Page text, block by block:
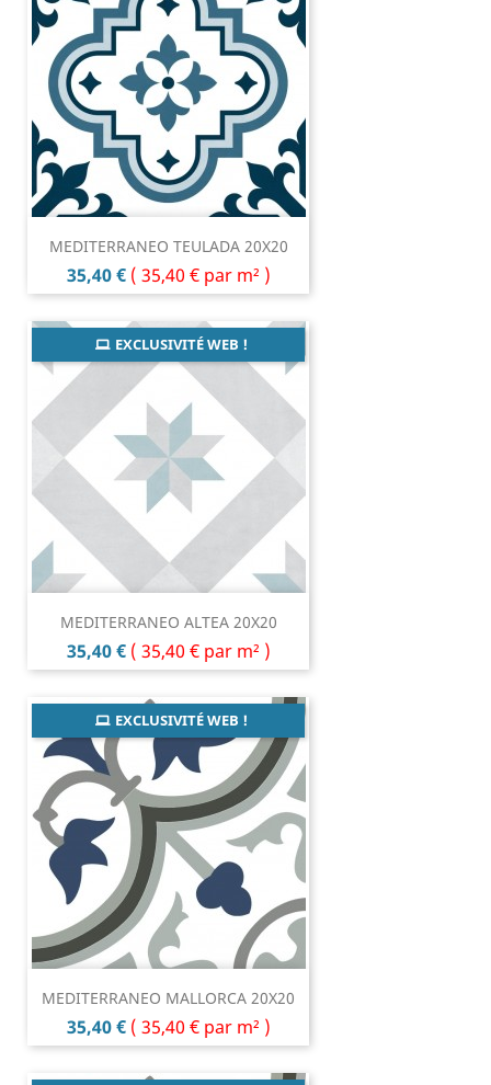
MEDITERRANEO TEULADA 20X20
Prix
35,40 € ( 35,40 € par m² )
MEDITERRANEO ALTEA 20X20
Prix
35,40 € ( 35,40 € par m² )
EXCLUSIVITÉ WEB !
MEDITERRANEO MALLORCA 20X20
Prix
35,40 € ( 35,40 € par m² )
EXCLUSIVITÉ WEB !